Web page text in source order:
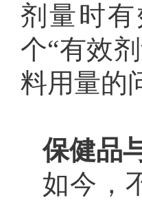
剂量时
个“有效
料用量的
保健品
如今，